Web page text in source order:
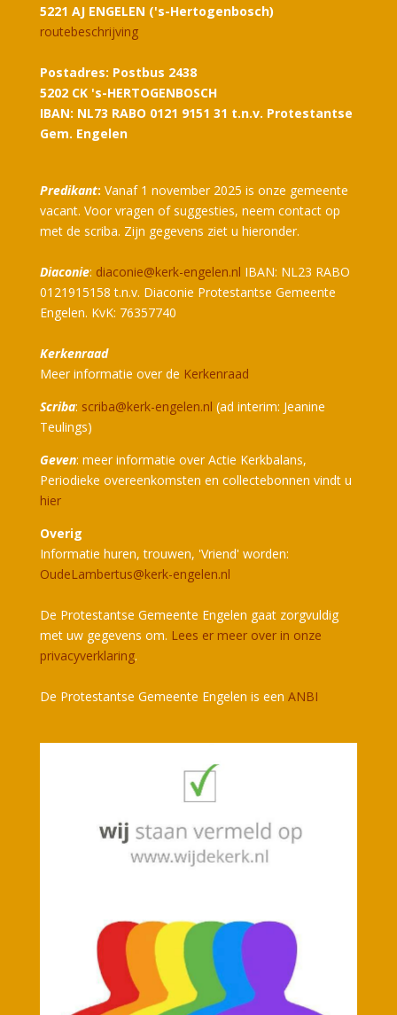
5221 AJ ENGELEN ('s-Hertogenbosch)
routebeschrijving
Postadres: Postbus 2438
5202 CK 's-HERTOGENBOSCH
IBAN: NL73 RABO 0121 9151 31 t.n.v. Protestantse
Gem. Engelen
Predikant: Vanaf 1 november 2025 is onze gemeente
vacant. Voor vragen of suggesties, neem contact op
met de scriba. Zijn gegevens ziet u hieronder.
Diaconie: diaconie@kerk-engelen.nl IBAN: NL23 RABO
0121915158 t.n.v. Diaconie Protestantse Gemeente
Engelen. KvK: 76357740
Kerkenraad
Meer informatie over de Kerkenraad
Scriba: scriba@kerk-engelen.nl (ad interim: Jeanine
Teulings)
Geven: meer informatie over Actie Kerkbalans,
Periodieke overeenkomsten en collectebonnen vindt u
hier
Overig
Informatie huren, trouwen, 'Vriend' worden:
OudeLambertus@kerk-engelen.nl
De Protestantse Gemeente Engelen gaat zorgvuldig
met uw gegevens om. Lees er meer over in onze
privacyverklaring.
De Protestantse Gemeente Engelen is een ANBI